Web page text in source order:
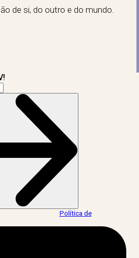
de si, do outro e do mundo.
Política de